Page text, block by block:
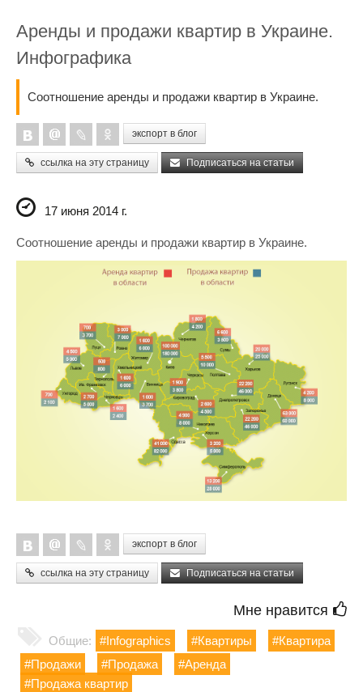
Аренды и продажи квартир в Украине.
Инфографика
Соотношение аренды и продажи квартир в Украине.
экспорт в блог
ссылка на эту страницу Подписаться на статьи
17 июня 2014 г.
Соотношение аренды и продажи квартир в Украине.
экспорт в блог
ссылка на эту страницу Подписаться на статьи
Мне нравится
Общие: #Infographics #Квартиры
#Квартира
#Продажи
#Продажа
#Аренда
#Продажа квартир